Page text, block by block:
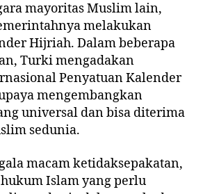
mayoritas Muslim lain,
melakukan
Hijriah. Dalam beberapa
Turki mengadakan
Penyatuan Kalender
mengembangkan
universal dan bisa diterima
sedunia.
macam ketidaksepakatan,
Islam yang perlu